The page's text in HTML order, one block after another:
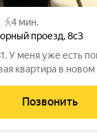
4 мин.
проезд,8с3
У меня уже есть
квартира в
интерьер
Позвонить